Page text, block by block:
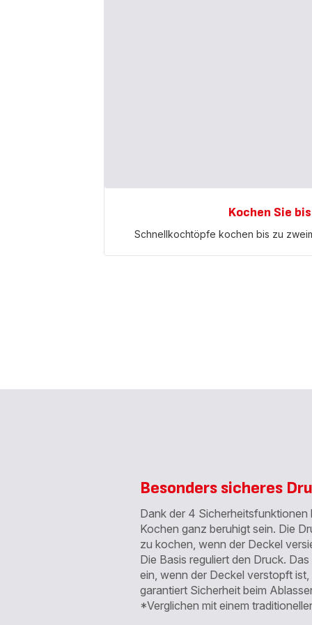
Kochen Sie
Schnellkochtöpfe kochen bis zu
Besonders sicheres
Dank der 4 Sicherheitsfunktionen
Kochen ganz beruhigt sein. Die
zu kochen, wenn der Deckel
Die Basis reguliert den Druck.
ein, wenn der Deckel verstopft
garantiert Sicherheit beim
*Verglichen mit einem